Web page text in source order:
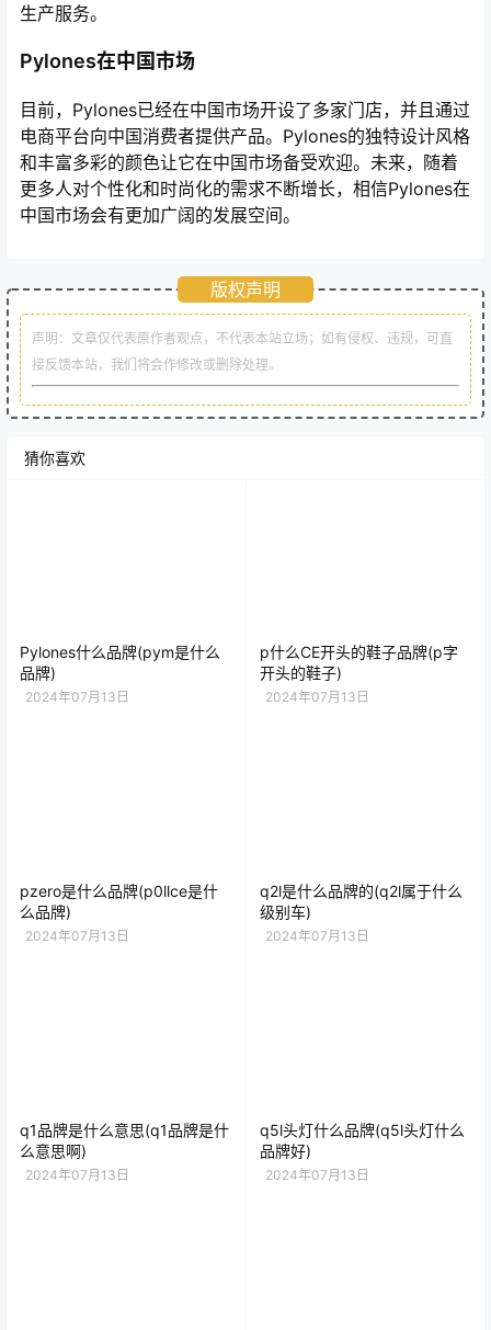
生产服务。
Pylones在中国市场
目前，Pylones已经在中国市场开设了多家门店，并且通过
电商平台向中国消费者提供产品。Pylones的独特设计风格
和丰富多彩的颜色让它在中国市场备受欢迎。未来，随着
更多人对个性化和时尚化的需求不断增长，相信Pylones在
中国市场会有更加广阔的发展空间。
版权声明
声明：文章仅代表原作者观点，不代表本站立场；如有侵权、违规，可直
接反馈本站，我们将会作修改或删除处理。
猜你喜欢
Pylones什么品牌(pym是什么
品牌)
2024年07月13日
p什么CE开头的鞋子品牌(p字
开头的鞋子)
2024年07月13日
pzero是什么品牌(p0llce是什
么品牌)
2024年07月13日
q2l是什么品牌的(q2l属于什么
级别车)
2024年07月13日
q1品牌是什么意思(q1品牌是什
么意思啊)
2024年07月13日
q5l头灯什么品牌(q5l头灯什么
品牌好)
2024年07月13日